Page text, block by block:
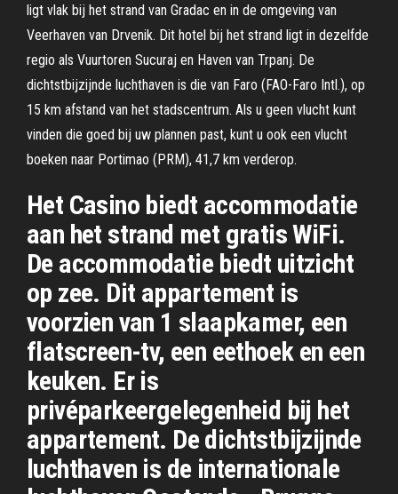
ligt vlak bij het strand van Gradac en in de omgeving van
Veerhaven van Drvenik. Dit hotel bij het strand ligt in dezelfde
regio als Vuurtoren Sucuraj en Haven van Trpanj. De
dichtstbijzijnde luchthaven is die van Faro (FAO-Faro Intl.), op
15 km afstand van het stadscentrum. Als u geen vlucht kunt
vinden die goed bij uw plannen past, kunt u ook een vlucht
boeken naar Portimao (PRM), 41,7 km verderop.
Het Casino biedt accommodatie
aan het strand met gratis WiFi.
De accommodatie biedt uitzicht
op zee. Dit appartement is
voorzien van 1 slaapkamer, een
flatscreen-tv, een eethoek en een
keuken. Er is
privéparkeergelegenheid bij het
appartement. De dichtstbijzijnde
luchthaven is de internationale